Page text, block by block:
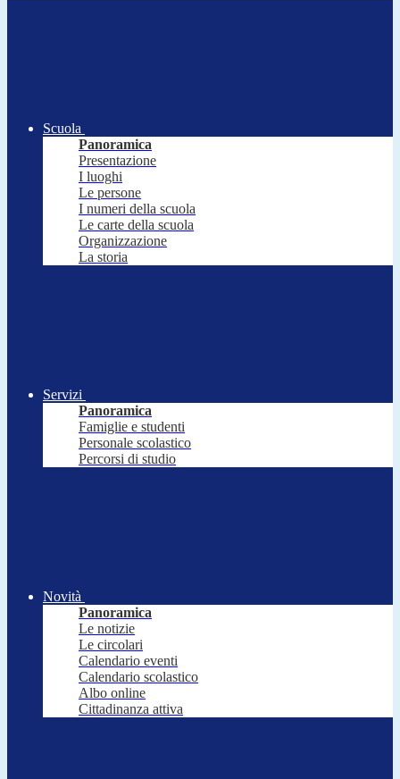
Scuola
Panoramica
Presentazione
I luoghi
Le persone
I numeri della scuola
Le carte della scuola
Organizzazione
La storia
Servizi
Panoramica
Famiglie e studenti
Personale scolastico
Percorsi di studio
Novità
Panoramica
Le notizie
Le circolari
Calendario eventi
Calendario scolastico
Albo online
Cittadinanza attiva